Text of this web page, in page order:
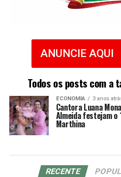
ANUNCIE AQUI
Todos os posts com a
ECONOMIA 3 anos
Cantora Luana
Almeida festejam o
Marthina
RECENTE